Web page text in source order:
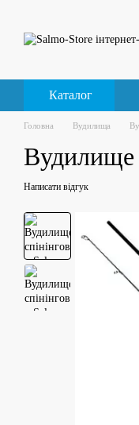
Каталог
Головна Вудилища
Вудилище
Написати відгук